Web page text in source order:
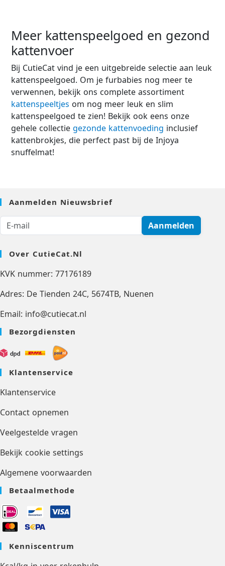
Meer kattenspeelgoed en gezond
kattenvoer
Bij CutieCat vind je een uitgebreide selectie aan leuk
kattenspeelgoed. Om je furbabies nog meer te
verwennen, bekijk ons complete assortiment
kattenspeeltjes om nog meer leuk en slim
kattenspeelgoed te zien! Bekijk ook eens onze
gehele collectiegezonde kattenvoeding inclusief
kattenbrokjes, die perfect past bij de Injoya
snuffelmat!
Aanmelden Nieuwsbrief
Aanmelden
Over CutieCat.nl
KVK nummer: 77176189
Adres: De Tienden 24C, 5674TB, Nuenen
Email: info@cutiecat.nl
Bezorgdiensten
Klantenservice
Klantenservice
Contact opnemen
Veelgestelde vragen
Bekijk cookie settings
Algemene voorwaarden
Betaalmethode
Kenniscentrum